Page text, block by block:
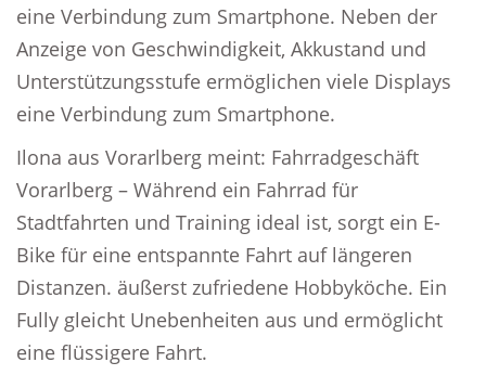
eine Verbindung zum Smartphone. Neben der
Anzeige von Geschwindigkeit, Akkustand und
Unterstützungsstufe ermöglichen viele Displays
eine Verbindung zum Smartphone.
Ilona aus Vorarlberg meint: Fahrradgeschäft
Vorarlberg – Während ein Fahrrad für
Stadtfahrten und Training ideal ist, sorgt ein E-
Bike für eine entspannte Fahrt auf längeren
Distanzen. äußerst zufriedene Hobbyköche. Ein
Fully gleicht Unebenheiten aus und ermöglicht
eine flüssigere Fahrt.